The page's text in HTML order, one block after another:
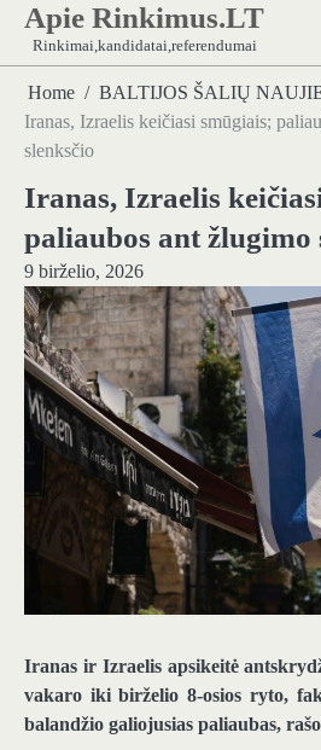
Skip
content
Apie Rinkimus.LT
Rinkimai,kandidatai,referendumai
Home
BALTIJOS ŠALIŲ
Iranas, Izraelis keičiasi smūgiais;
slenksčio
Iranas, Izraelis
paliaubos ant žlugimo
9 birželio, 2026
Iranas ir Izraelis apsikeitė
vakaro iki birželio 8-osios ryto,
balandžio galiojusias paliaubas,